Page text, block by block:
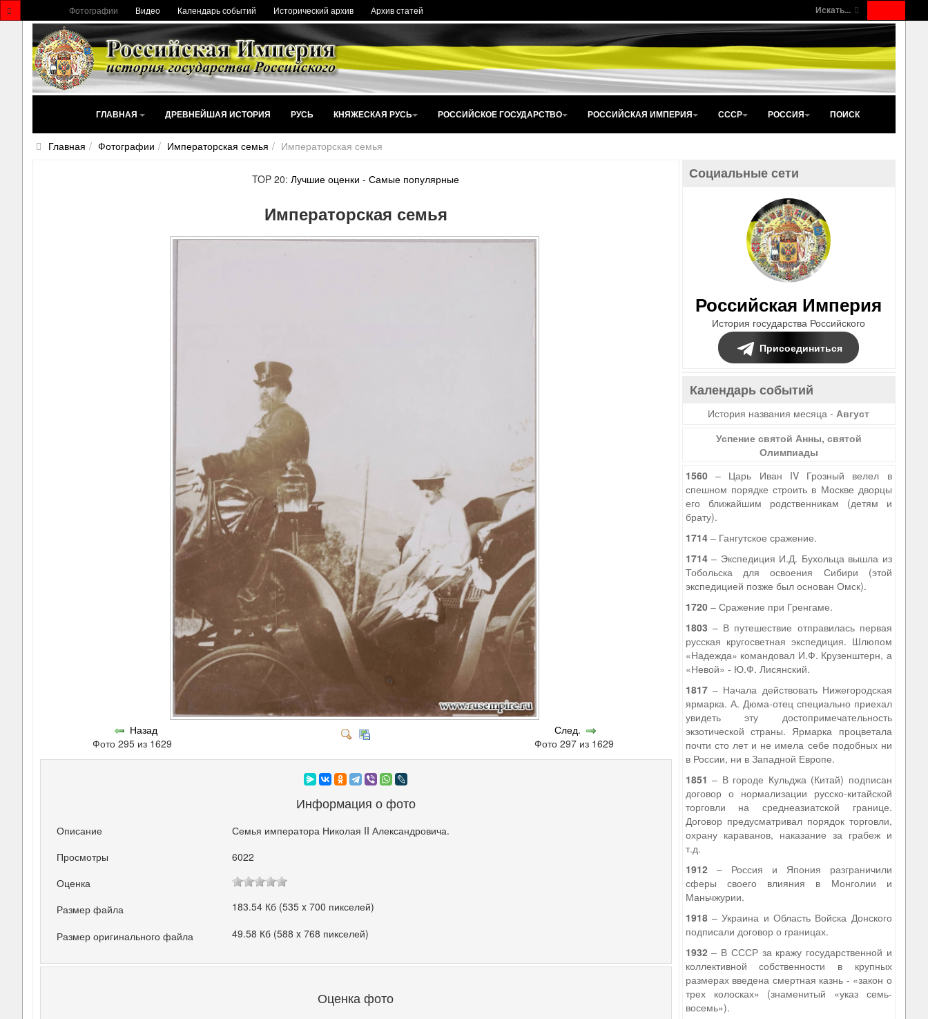
Искать...
Фотографии Видео Календарь событий Исторический архив Архив статей
ГЛАВНАЯ ДРЕВНЕЙШАЯ ИСТОРИЯ РУСЬ КНЯЖЕСКАЯ РУСЬ РОССИЙСКОЕ ГОСУДАРСТВО РОССИЙСКАЯ ИМПЕРИЯ СССР РОССИЯ ПОИСК
Главная Фотографии Императорская семья Императорская семья
TOP 20:Лучшие оценки -Самые популярные
Императорская семья
Назад
Фото 295 из 1629
След.
Фото 297 из 1629
Информация о фото
Описание
Семья императора Николая II Александровича.
Просмотры
6022
Оценка
Размер файла
183.54 Кб (535 x 700 пикселей)
Размер оригинального файла 49.58 Кб (588 x 768 пикселей)
Оценка фото
Социальные сети
Российская Империя
История государства Российского
Присоединиться
Календарь событий
История названия месяца -Август
Успение святой Анны, святой
Олимпиады
1560– Царь Иван IV Грозный велел в
спешном порядке строить в Москве дворцы
его ближайшим родственникам (детям и
брату).
1714– Гангутское сражение.
1714– Экспедиция И.Д. Бухольца вышла из
Тобольска для освоения Сибири (этой
экспедицией позже был основан Омск).
1720– Сражение при Гренгаме.
1803 – В путешествие отправилась первая
русская кругосветная экспедиция. Шлюпом
«Надежда» командовал И.Ф. Крузенштерн, а
«Невой» - Ю.Ф. Лисянский.
1817– Начала действовать Нижегородская
ярмарка. А. Дюма-отец специально приехал
увидеть эту достопримечательность
экзотической страны. Ярмарка процветала
почти сто лет и не имела себе подобных ни
в России, ни в Западной Европе.
1851 – В городе Кульджа (Китай) подписан
договор о нормализации русско-китайской
торговли на среднеазиатской границе.
Договор предусматривал порядок торговли,
охрану караванов, наказание за грабеж и
т.д.
1912– Россия и Япония разграничили
сферы своего влияния в Монголии и
Маньчжурии.
1918– Украина и Область Войска Донского
подписали договор о границах.
1932– В СССР за кражу государственной и
коллективной собственности в крупных
размерах введена смертная казнь - «закон о
трех колосках» (знаменитый «указ семь-
восемь»).